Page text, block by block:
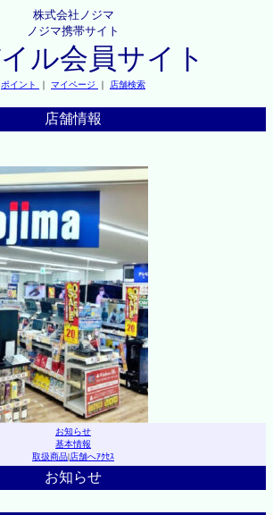
株式会社ノジマ
ノジマ携帯サイト
ル会員サイト
ポイント ｜ マイページ ｜ 店舗検索
店舗情報
お知らせ
基本情報
取扱商品|店舗へｱｸｾｽ
お知らせ